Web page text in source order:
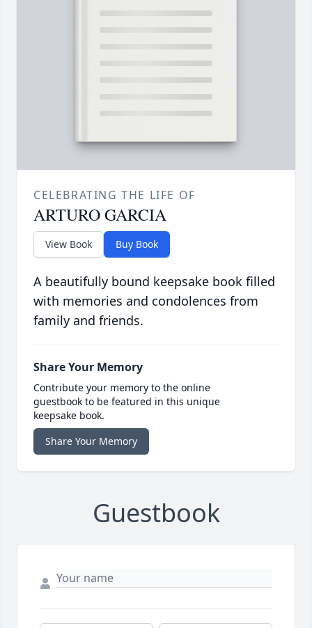
CELEBRATING THE LIFE OF
ARTURO GARCIA
View Book Buy Book
A beautifully bound keepsake book filled
with memories and condolences from
family and friends.
Share Your Memory
Contribute your memory to the online
guestbook to be featured in this unique
keepsake book.
Share Your Memory
Guestbook